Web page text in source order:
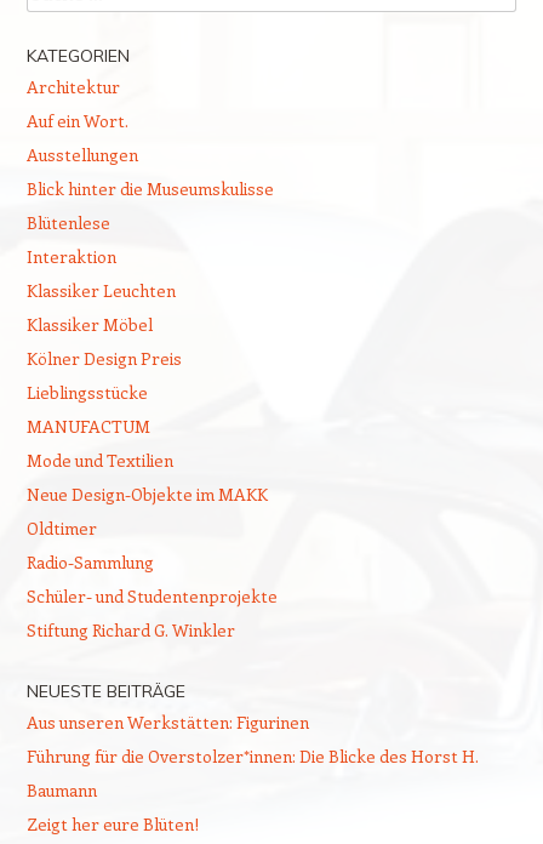
KATEGORIEN
Architektur
Auf ein Wort.
Ausstellungen
Blick hinter die Museumskulisse
Blütenlese
Interaktion
Klassiker Leuchten
Klassiker Möbel
Kölner Design Preis
Lieblingsstücke
MANUFACTUM
Mode und Textilien
Neue Design-Objekte im MAKK
Oldtimer
Radio-Sammlung
Schüler- und Studentenprojekte
Stiftung Richard G. Winkler
NEUESTE BEITRÄGE
Aus unseren Werkstätten: Figurinen
Führung für die Overstolzer*innen: Die Blicke des Horst H.
Baumann
Zeigt her eure Blüten!